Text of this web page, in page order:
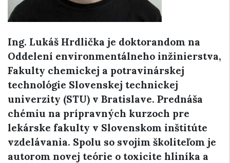
Ing. Lukáš Hrdlička je doktorandom na
Oddelení environmentálneho inžinierstva,
Fakulty chemickej a potravinárskej
technológie Slovenskej technickej
univerzity (STU) v Bratislave. Prednáša
chémiu na prípravných kurzoch pre
lekárske fakulty v Slovenskom inštitúte
vzdelávania. Spolu so svojim školiteľom je
autorom novej teórie o toxicite hliníka a